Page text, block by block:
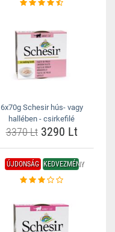
6x70g Schesir hús- vagy
hallében - csirkefilé
3370 Lt3290 Lt
ÚJDONSÁG KEDVEZMÉNY